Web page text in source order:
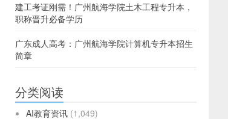
建工考证刚需！广州航海学院土木工程专升本，
职称晋升必备学历
广东成人高考：广州航海学院计算机专升本招生
简章
分类阅读
AI教育资讯 (1,049)